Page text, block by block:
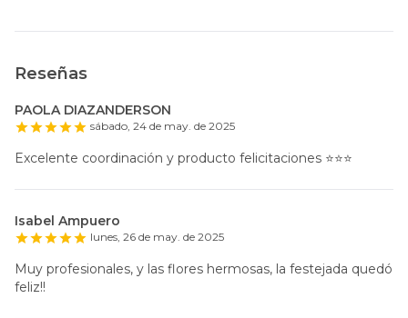
Reseñas
PAOLA DIAZANDERSON
sábado, 24 de may. de 2025
Excelente coordinación y producto felicitaciones ⭐️⭐️⭐️
Isabel Ampuero
lunes, 26 de may. de 2025
Muy profesionales, y las flores hermosas, la festejada quedó
feliz!!